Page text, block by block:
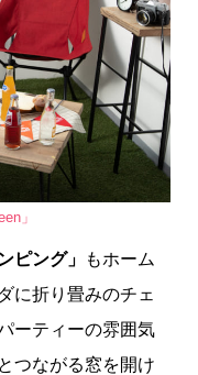
」
ピング」
もホーム
に折り畳みのチェ
ーティーの雰囲気
つながる窓を開け